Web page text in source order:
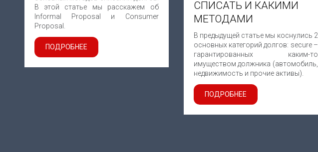
В этой статье мы расскажем об
Informal Proposal и Consumer
Proposal.
ПОДРОБНЕЕ
СПИСАТЬ И КАКИМИ
МЕТОДАМИ
В предыдущей статье мы коснулись 2
основных категорий долгов: secure –
гарантированных каким-то
имуществом должника (автомобиль,
недвижимость и прочие активы).
ПОДРОБНЕЕ